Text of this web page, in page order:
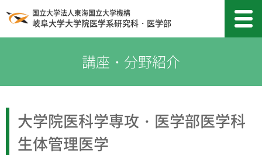
国立大学法人東海国立大学機構
岐阜大学大学院医学系研究科・医学部
大学院医科学専攻・医学部医学科
生体管理医学